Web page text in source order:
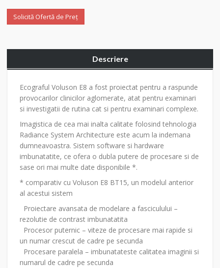
Solicită Ofertă de Preț
Descriere
Ecograful Voluson E8 a fost proiectat pentru a raspunde
provocarilor clinicilor aglomerate, atat pentru examinari
si investigatii de rutina cat si pentru examinari complexe.
Imagistica de cea mai inalta calitate folosind tehnologia
Radiance System Architecture este acum la indemana
dumneavoastra. Sistem software si hardware
imbunatatite, ce ofera o dubla putere de procesare si de
sase ori mai multe date disponibile *.
* comparativ cu Voluson E8 BT15, un modelul anterior
al acestui sistem
Proiectare avansata de modelare a fasciculului –
rezolutie de contrast imbunatatita
Procesor puternic – viteze de procesare mai rapide si
un numar crescut de cadre pe secunda
Procesare paralela – imbunatateste calitatea imaginii si
numarul de cadre pe secunda